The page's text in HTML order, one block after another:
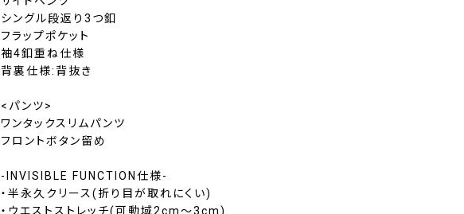
シングル段返り3つ釦
フラップポケット
袖4釦重ね仕様
背裏仕様:背抜き
<パンツ>
ワンタックスリムパンツ
フロントボタン留め
-INVISIBLE FUNCTION仕様-
・半永久クリース(折り目が取れにくい)
・ウエストストレッチ(可動域2cm〜3cm)